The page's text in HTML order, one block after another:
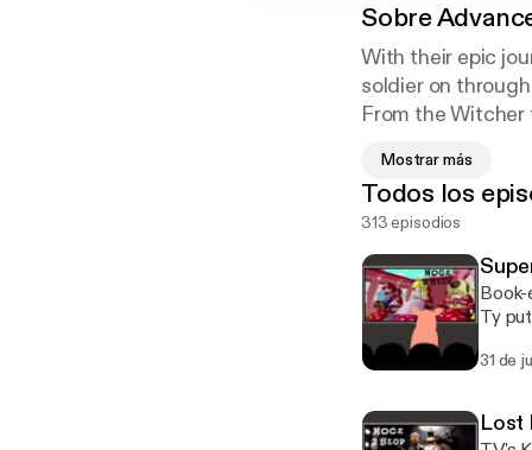
Sobre
With their epic
soldier on
From the
Past and future
Patreon:
Art by Jonah
Mostrar más
Todos los
313 episodios
Ty put
31 de
Lost